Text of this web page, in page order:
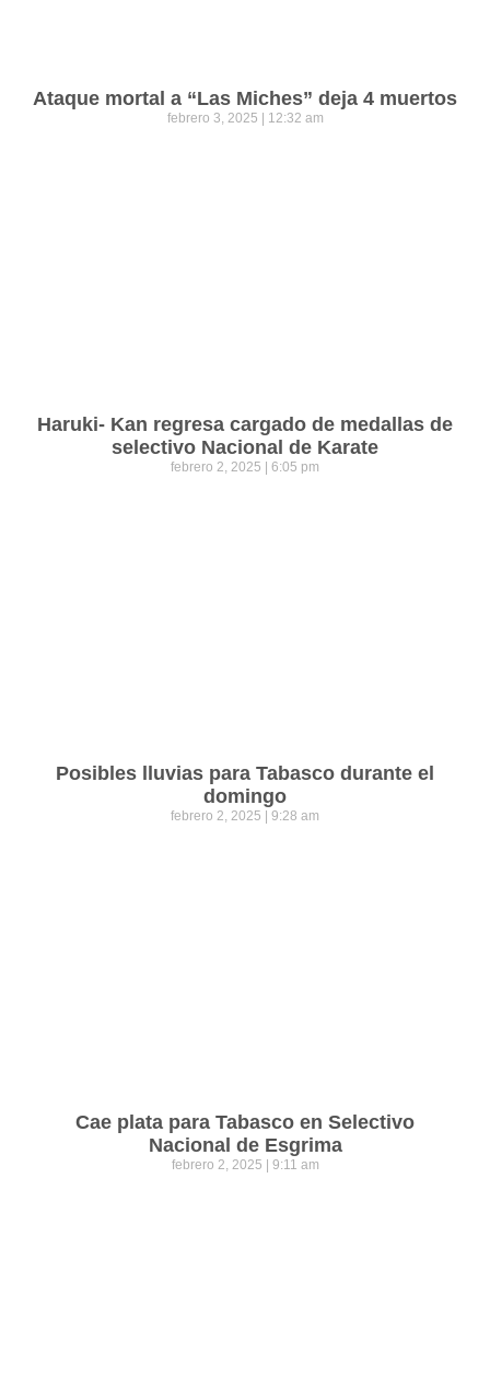
Ataque mortal a “Las Miches” deja 4 muertos
febrero 3, 2025 12:32 am
Haruki- Kan regresa cargado de medallas de
selectivo Nacional de Karate
febrero 2, 2025 6:05 pm
Posibles lluvias para Tabasco durante el
domingo
febrero 2, 2025 9:28 am
Cae plata para Tabasco en Selectivo
Nacional de Esgrima
febrero 2, 2025 9:11 am